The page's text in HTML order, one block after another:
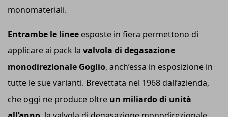
monomateriali.
Entrambe le linee esposte in fiera permettono di
applicare ai pack la valvola di degasazione
monodirezionale Goglio, anch’essa in esposizione in
tutte le sue varianti. Brevettata nel 1968 dall’azienda,
che oggi ne produce oltre un miliardo di unità